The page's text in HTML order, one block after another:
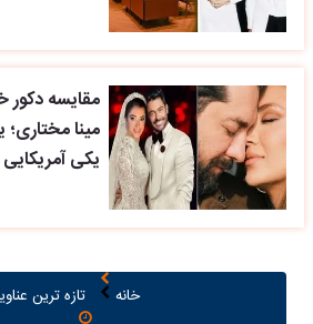
مقایسه دکور
مینا مختاری؛
یکی آمریکایی
خانه
تازه ترین